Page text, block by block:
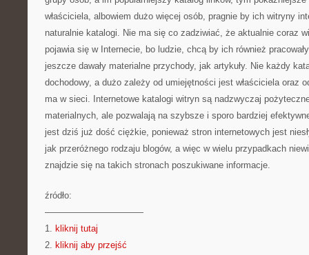
właściciela, albowiem dużo więcej osób, pragnie by ich witryny
naturalnie katalogi. Nie ma się co zadziwiać, że aktualnie coraz
pojawia się w Internecie, bo ludzie, chcą by ich również
jeszcze dawały materialne przychody, jak artykuły. Nie każdy
dochodowy, a dużo zależy od umiejętności jest właściciela oraz
ma w sieci. Internetowe katalogi witryn są nadzwyczaj
materialnych, ale pozwalają na szybsze i sporo bardziej
jest dziś już dość ciężkie, ponieważ stron internetowych jest
jak przeróżnego rodzaju blogów, a więc w wielu przypadkach
znajdzie się na takich stronach poszukiwane informacje.
źródło:
———————————
1. kliknij tutaj
2. kliknij aby przejść